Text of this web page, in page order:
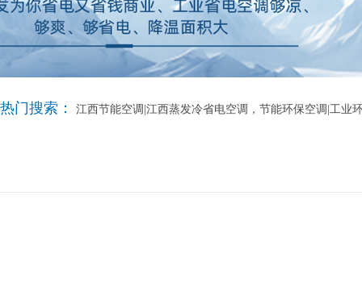
热门搜索： 江西节能空调|江西蒸发冷省电空调，节能环保空调|工业